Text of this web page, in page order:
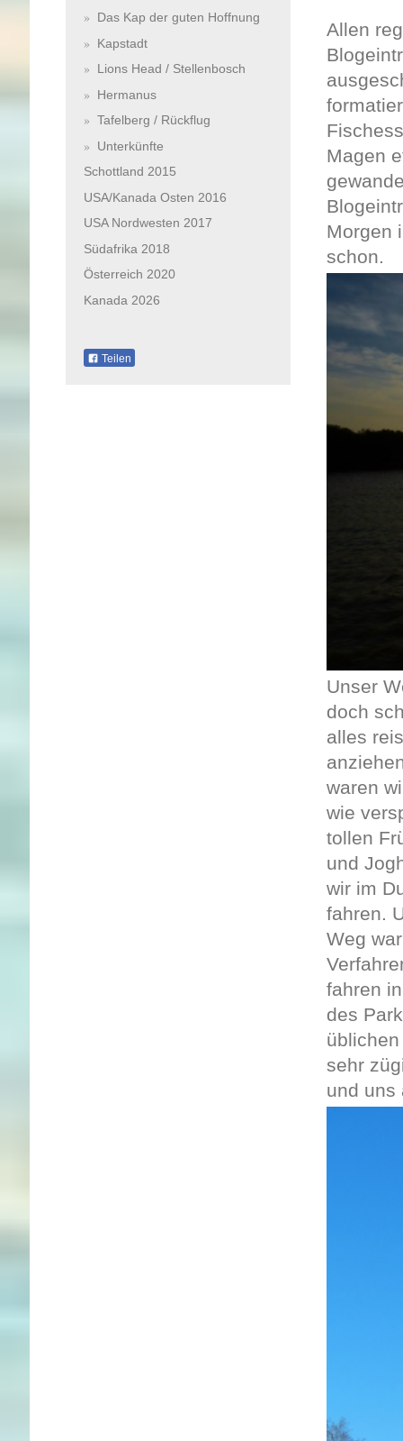
Allen
Magen
Morgen
schon.​
Unser
doch
alles
waren
wie
tollen
und
wir im
fahren.
Weg
fahren
des
sehr
und uns
Das Kap der guten Hoffnung
Kapstadt
Lions Head / Stellenbosch
Hermanus
Tafelberg / Rückflug
Unterkünfte
Schottland 2015
USA/Kanada Osten 2016
USA Nordwesten 2017
Südafrika 2018
Österreich 2020
Kanada 2026
Teilen